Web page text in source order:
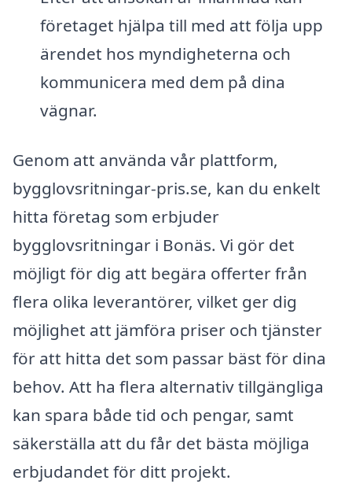
företaget hjälpa till med att följa upp
ärendet hos myndigheterna och
kommunicera med dem på dina
vägnar.
Genom att använda vår plattform,
bygglovsritningar-pris.se, kan du enkelt
hitta företag som erbjuder
bygglovsritningar i Bonäs. Vi gör det
möjligt för dig att begära offerter från
flera olika leverantörer, vilket ger dig
möjlighet att jämföra priser och tjänster
för att hitta det som passar bäst för dina
behov. Att ha flera alternativ tillgängliga
kan spara både tid och pengar, samt
säkerställa att du får det bästa möjliga
erbjudandet för ditt projekt.